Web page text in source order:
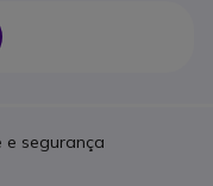
Icon
e segurança